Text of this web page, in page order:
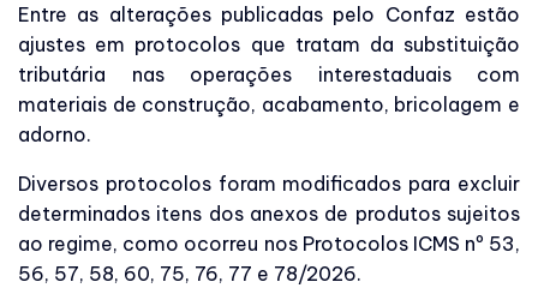
Entre as alterações publicadas pelo Confaz estão
ajustes em protocolos que tratam da substituição
tributária nas operações interestaduais com
materiais de construção, acabamento, bricolagem e
adorno.
Diversos protocolos foram modificados para excluir
determinados itens dos anexos de produtos sujeitos
ao regime, como ocorreu nos Protocolos ICMS nº 53,
56, 57, 58, 60, 75, 76, 77 e 78/2026.